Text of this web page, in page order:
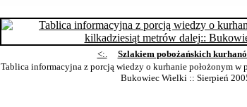
<:. Szlakiem pobożańskich
Tablica informacyjna z porcją wiedzy o kurhanie położonym
Bukowiec Wielki:: Sierpień